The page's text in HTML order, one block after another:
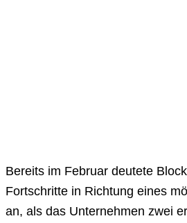
Bereits im Februar deutete
Fortschritte in Richtung eines
an, als das Unternehmen zwei